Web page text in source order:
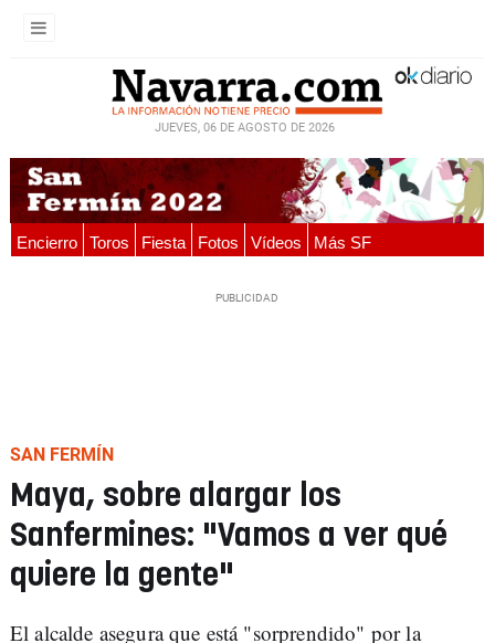
JUEVES, 06 DE AGOSTO DE 2026
Encierro Toros Fiesta Fotos Vídeos Más SF
SAN FERMÍN
Maya, sobre alargar los
Sanfermines: "Vamos a ver qué
quiere la gente"
El alcalde asegura que está "sorprendido" por la